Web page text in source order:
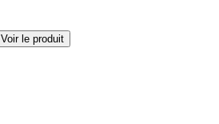
Voir le produit